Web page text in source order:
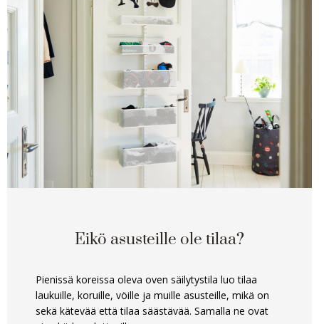
Eikö asusteille ole tilaa?
Pienissä koreissa oleva oven säilytystila luo tilaa
laukuille, koruille, vöille ja muille asusteille, mikä on
sekä kätevää että tilaa säästävää. Samalla ne ovat